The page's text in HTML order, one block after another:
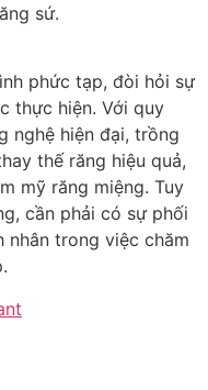
sứ.
phức tạp, đòi hỏi sự
thực hiện. Với quy
nghệ hiện đại, trồng
thế răng hiệu quả,
mỹ răng miệng. Tuy
cần phải có sự phối
nhân trong việc chăm